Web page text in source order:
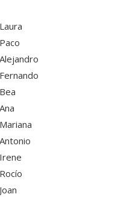
Laura
Paco
Alejandro
Fernando
Bea
Ana
Mariana
Antonio
Irene
Rocío
Joan